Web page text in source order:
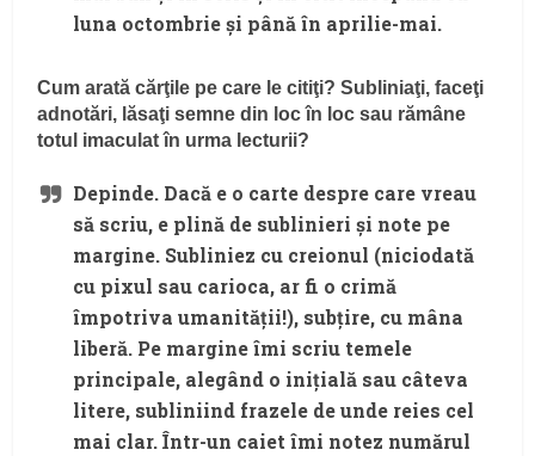
luna octombrie și până în aprilie-mai.
Cum arată cărţile pe care le citiţi? Subliniaţi, faceţi
adnotări, lăsaţi semne din loc în loc sau rămâne
totul imaculat în urma lecturii?
Depinde. Dacă e o carte despre care vreau
să scriu, e plină de sublinieri și note pe
margine. Subliniez cu creionul (niciodată
cu pixul sau carioca, ar fi o crimă
împotriva umanității!), subțire, cu mâna
liberă. Pe margine îmi scriu temele
principale, alegând o inițială sau câteva
litere, subliniind frazele de unde reies cel
mai clar. Într-un caiet îmi notez numărul